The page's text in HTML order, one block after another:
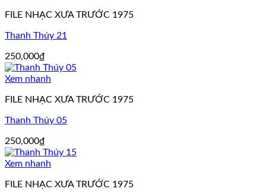
FILE NHẠC XƯA TRƯỚC 1975
Thanh Thúy 21
250,000₫
Xem nhanh
FILE NHẠC XƯA TRƯỚC 1975
Thanh Thúy 05
250,000₫
Xem nhanh
FILE NHẠC XƯA TRƯỚC 1975